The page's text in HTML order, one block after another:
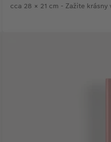
cca 28 × 21 cm - Zažite krásny